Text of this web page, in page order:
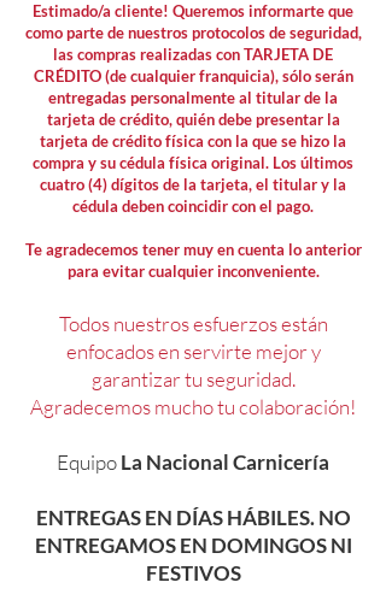
Estimado/a cliente! Queremos informarte que
como parte de nuestros protocolos de seguridad,
las compras realizadas con TARJETA DE
CRÉDITO (de cualquier franquicia), sólo serán
entregadas personalmente al titular de la
tarjeta de crédito, quién debe presentar la
tarjeta de crédito física con la que se hizo la
compra y su cédula física original. Los últimos
cuatro (4) dígitos de la tarjeta, el titular y la
cédula deben coincidir con el pago.
Te agradecemos tener muy en cuenta lo anterior
para evitar cualquier inconveniente.
Todos nuestros esfuerzos están
enfocados en servirte mejor y
garantizar tu seguridad.
Agradecemos mucho tu colaboración!
EquipoLa Nacional Carnicería
ENTREGAS EN DÍAS HÁBILES. NO
ENTREGAMOS EN DOMINGOS NI
FESTIVOS